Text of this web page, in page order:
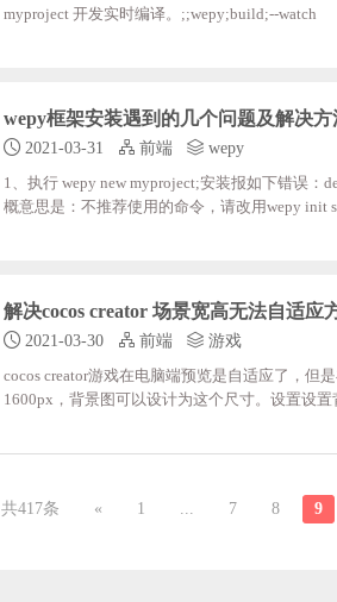
myproject 开发实时编译。;;wepy;build;--watch
wepy框架安装遇到的几个问题及解决方
2021-03-31 前端 wepy
1、执行 wepy new myproject;安装报如下错误：
概意思是：不推荐使用的命令，请改用wepy init
解决cocos creator 场景宽高无法自适应
2021-03-30 前端 游戏
cocos creator游戏在电脑端预览是自适应了，但
1600px，背景图可以设计为这个尺寸。设置设
共417条 « 1 7 8 9